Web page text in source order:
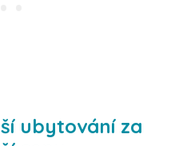
ubytování za